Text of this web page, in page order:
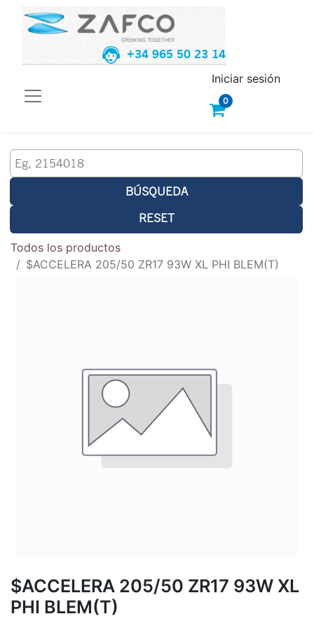
+34 965 50 23 14
0
Iniciar sesión
BÚSQUEDA
RESET
Todos los productos
$ACCELERA 205/50 ZR17 93W XL PHI BLEM(T)
$ACCELERA 205/50 ZR17 93W XL
PHI BLEM(T)